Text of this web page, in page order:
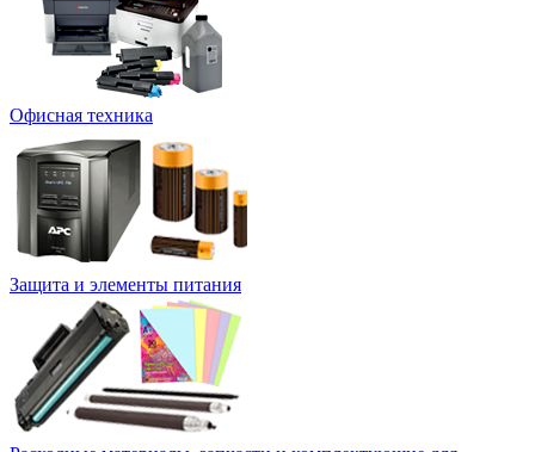
Офисная техника
Защита и элементы питания